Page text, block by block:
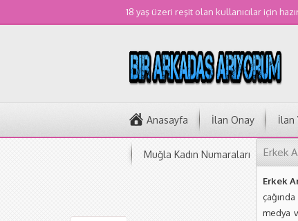
18 yaş üzeri reşit olan kullanıcılar için
Anasayfa İlan Onay İlan
Muğla Kadın Numaraları Erkek
Erkek
medya